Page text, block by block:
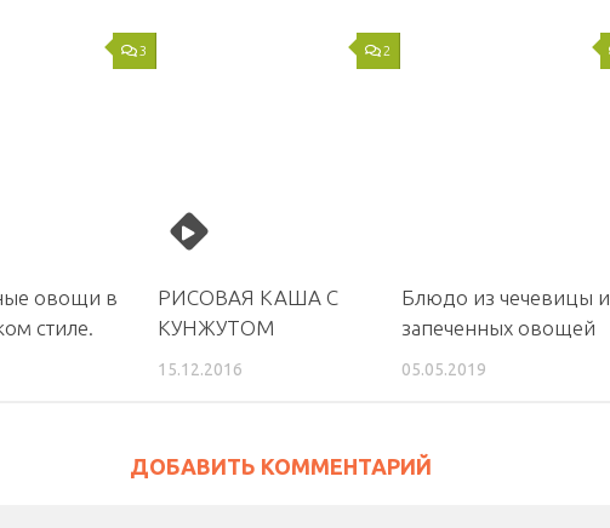
3
овощи в
стиле.
2
РИСОВАЯ КАША С
КУНЖУТОМ
15.12.2016
Блюдо из чечевицы и
запеченных овощей
05.05.2019
ДОБАВИТЬ КОММЕНТАРИЙ